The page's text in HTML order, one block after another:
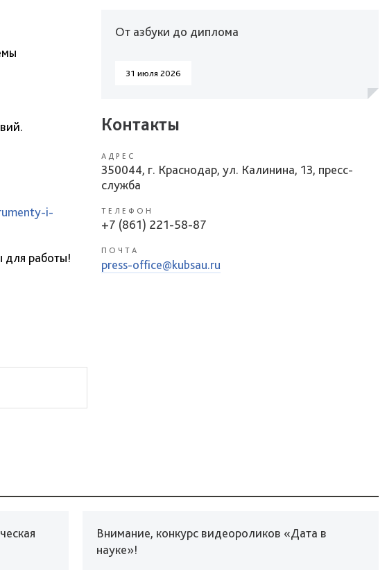
i-
для работы!
От азбуки до диплома
31 июля 2026
Контакты
АДРЕС
350044, г. Краснодар, ул. Калинина, 13, пресс-
служба
ТЕЛЕФОН
+7 (861) 221-58-87
ПОЧТА
press-office@kubsau.ru
Внимание, конкурс видеороликов «Дата в
науке»!